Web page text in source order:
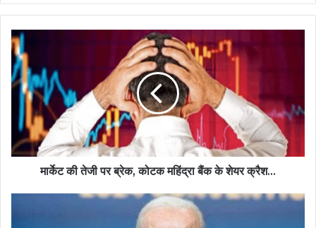
मार्केट की तेजी पर ब्रेक, कोटक महिंद्रा बैंक के शेयर क्रैश...